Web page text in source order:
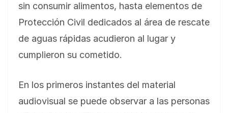
sin consumir alimentos, hasta elementos de
Protección Civil dedicados al área de rescate
de aguas rápidas acudieron al lugar y
cumplieron su cometido.
En los primeros instantes del material
audiovisual se puede observar a las personas